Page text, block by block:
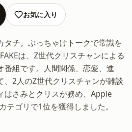
お気に入り
タチ。ぶっちゃけトークで常識を
は、Z世代クリスチャンによる
番組です。人間関係、恋愛、進
、2人のZ世代クリスチャンが雑談
はさみとクリスが務め、Apple
テゴリで1位を獲得しました。